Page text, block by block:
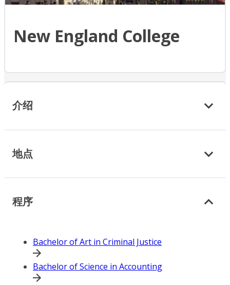
New England College
介绍
地点
程序
Bachelor of Art in Criminal Justice
Bachelor of Science in Accounting